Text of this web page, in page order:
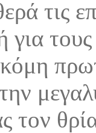
τις
για
τον